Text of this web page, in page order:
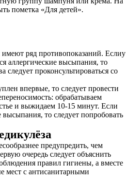
пометка «Для детей».
ряд противопоказаний. Еслиу
аллергические высыпания, то
следует проконсультироваться со
впервые, то следует провести
обрабатываем
и выжидаем 10-15 минут. Если
то следует попробовать
предупредить, чем
очередь следует объяснить
правил гигиены, а вместе
мест с антисанитарными